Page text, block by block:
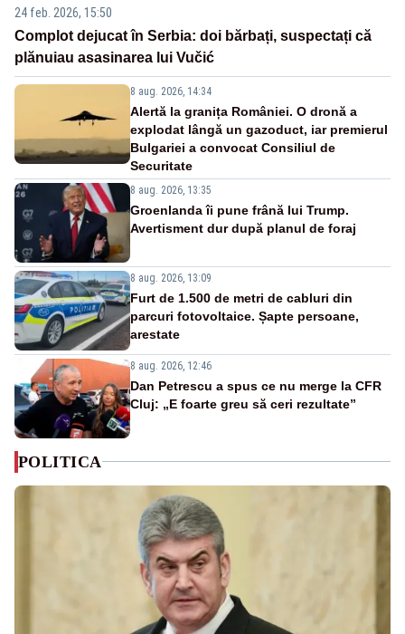
24 feb. 2026, 15:50
Complot dejucat în Serbia: doi bărbați, suspectați că
plănuiau asasinarea lui Vučić
8 aug. 2026, 14:34
Alertă la granița României. O dronă a
explodat lângă un gazoduct, iar premierul
Bulgariei a convocat Consiliul de
Securitate
8 aug. 2026, 13:35
Groenlanda îi pune frână lui Trump.
Avertisment dur după planul de foraj
8 aug. 2026, 13:09
Furt de 1.500 de metri de cabluri din
parcuri fotovoltaice. Șapte persoane,
arestate
8 aug. 2026, 12:46
Dan Petrescu a spus ce nu merge la CFR
Cluj: „E foarte greu să ceri rezultate”
POLITICA